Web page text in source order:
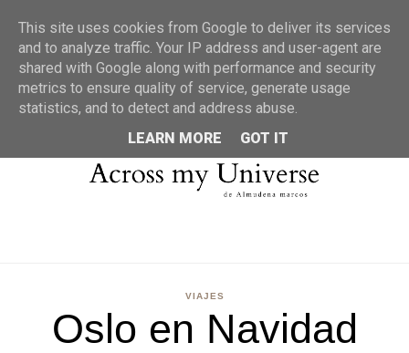
MENU
VIAJES
Oslo en Navidad
This site uses cookies from Google to deliver its services
and to analyze traffic. Your IP address and user-agent are
shared with Google along with performance and security
metrics to ensure quality of service, generate usage
statistics, and to detect and address abuse.
LEARN MORE
GOT IT